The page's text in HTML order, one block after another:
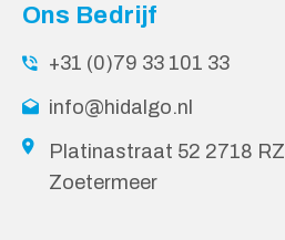
Ons Bedrijf
+31 (0)79 33 101 33
info@hidalgo.nl
Platinastraat 52 2718 RZ
Zoetermeer